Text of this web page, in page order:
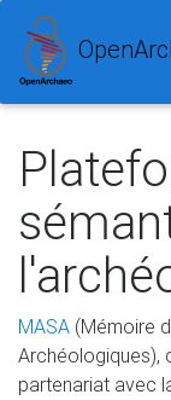
MASA (Mémoire
Archéologiques),
partenariat avec